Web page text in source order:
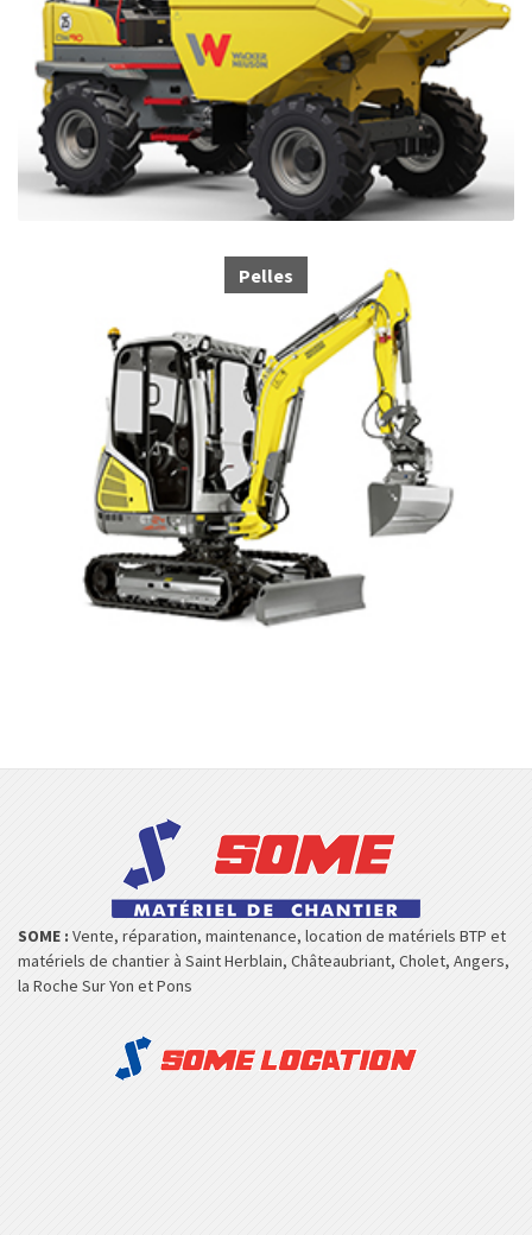
Pelles
SOME : Vente, réparation, maintenance, location de matériels BTP et
matériels de chantier à Saint Herblain, Châteaubriant, Cholet, Angers,
la Roche Sur Yon et Pons